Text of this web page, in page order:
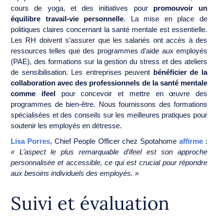
cours de yoga, et des initiatives pour promouvoir un
équilibre travail-vie personnelle. La mise en place de
politiques claires concernant la santé mentale est essentielle.
Les RH doivent s’assurer que les salariés ont accès à des
ressources telles que des programmes d’aide aux employés
(PAE), des formations sur la gestion du stress et des ateliers
de sensibilisation. Les entreprises peuvent bénéficier de la
collaboration avec des professionnels de la santé mentale
comme ifeelpour concevoir et mettre en œuvre des
programmes de bien-être. Nous fournissons des formations
spécialisées et des conseils sur les meilleures pratiques pour
soutenir les employés en détresse.
Lisa Porres, Chief People Officer chez Spotahome affirme:
« L’aspect le plus remarquable d’ifeel est son approche
personnalisée et accessible, ce qui est crucial pour répondre
aux besoins individuels des employés. »
Suivi et évaluation